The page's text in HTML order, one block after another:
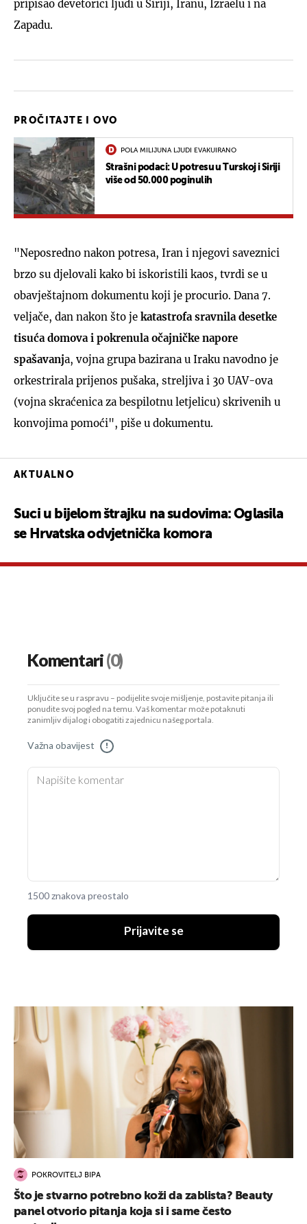
pripisao devetorici ljudi u Siriji, Iranu, Izraelu i na
Zapadu.
PROČITAJTE I OVO
POLA MILIJUNA LJUDI EVAKUIRANO
Strašni podaci: U potresu u Turskoj i Siriji
više od 50.000 poginulih
"Neposredno nakon potresa, Iran i njegovi saveznici
brzo su djelovali kako bi iskoristili kaos, tvrdi se u
obavještajnom dokumentu koji je procurio. Dana 7.
veljače, dan nakon što je katastrofa sravnila desetke
tisuća domova i pokrenula očajničke napore
spašavanja, vojna grupa bazirana u Iraku navodno je
orkestrirala prijenos pušaka, streljiva i 30 UAV-ova
(vojna skraćenica za bespilotnu letjelicu) skrivenih u
konvojima pomoći", piše u dokumentu.
AKTUALNO
Suci u bijelom štrajku na sudovima: Oglasila
se Hrvatska odvjetnička komora
Komentari(0)
Uključite se u raspravu – podijelite svoje mišljenje, postavite pitanja ili
ponudite svoj pogled na temu. Vaš komentar može potaknuti
zanimljiv dijalog i obogatiti zajednicu našeg portala.
Važna obavijest !
1500 znakova preostalo
Prijavite se
POKROVITELJ BIPA
Što je stvarno potrebno koži da zablista? Beauty
panel otvorio pitanja koja si i same često